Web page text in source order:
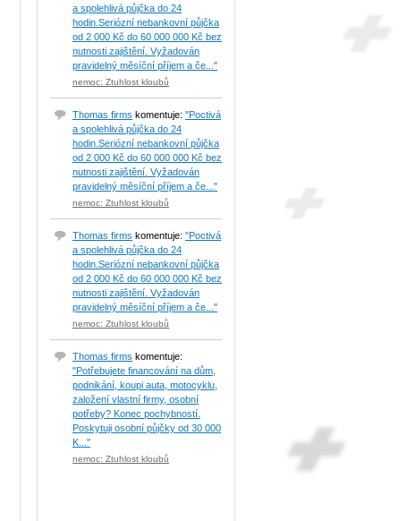
a spolehlivá půjčka do 24
hodin.Seriózní nebankovní půjčka
od 2 000 Kč do 60 000 000 Kč bez
nutnosti zajištění. Vyžadován
pravidelný měsíční příjem a če..."
nemoc: Ztuhlost kloubů
Thomas firms komentuje: "Poctivá
a spolehlivá půjčka do 24
hodin.Seriózní nebankovní půjčka
od 2 000 Kč do 60 000 000 Kč bez
nutnosti zajištění. Vyžadován
pravidelný měsíční příjem a če..."
nemoc: Ztuhlost kloubů
Thomas firms komentuje: "Poctivá
a spolehlivá půjčka do 24
hodin.Seriózní nebankovní půjčka
od 2 000 Kč do 60 000 000 Kč bez
nutnosti zajištění. Vyžadován
pravidelný měsíční příjem a če..."
nemoc: Ztuhlost kloubů
Thomas firms komentuje:
"Potřebujete financování na dům,
podnikání, koupi auta, motocyklu,
založení vlastní firmy, osobní
potřeby? Konec pochybností.
Poskytuji osobní půjčky od 30 000
K..."
nemoc: Ztuhlost kloubů